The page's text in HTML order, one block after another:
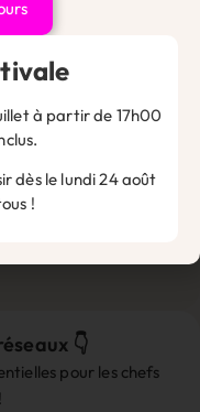
👇
pour les chefs
à partir de 17h00
dès le lundi 24 août
!